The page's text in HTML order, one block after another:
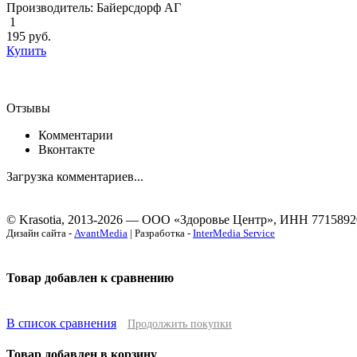
Производитель: Байерсдорф АГ
1
195 руб.
Купить
Отзывы
Комментарии
Вконтакте
Загрузка комментариев...
© Krasotia, 2013-2026 — ООО «Здоровье Центр», ИНН
Дизайн сайта - AvantMedia | Разработка - InterMedia Service
Товар добавлен к сравнению
В список сравнения Продолжить покупки